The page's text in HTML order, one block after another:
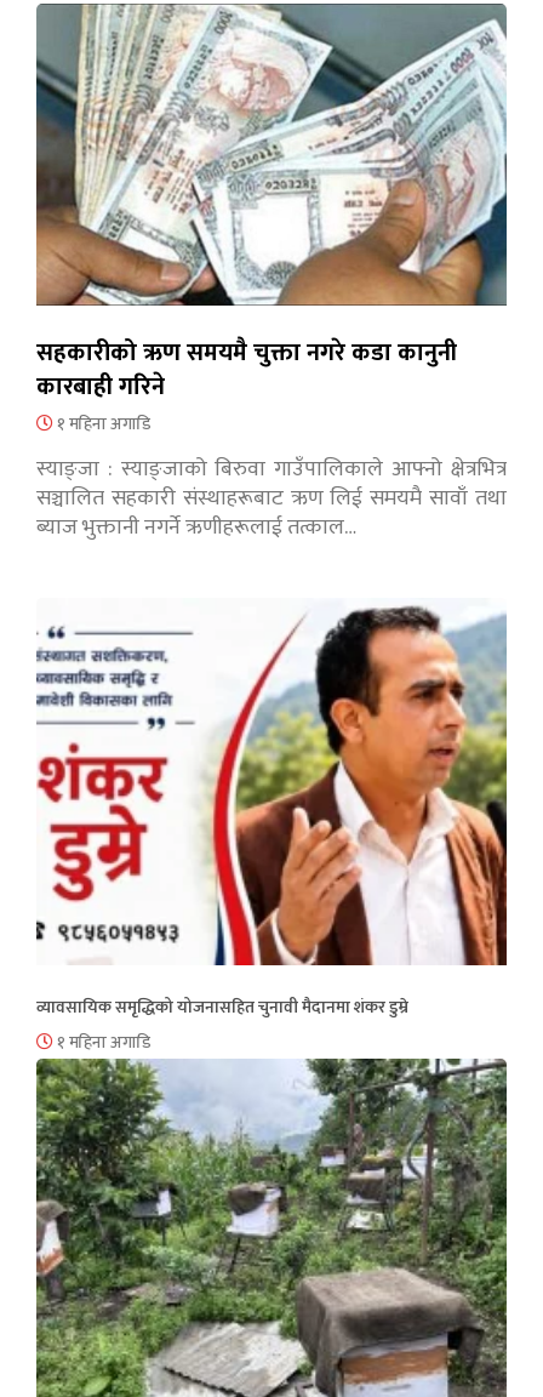
सहकारीको ऋण समयमै चुक्ता नगरे कडा कानुनी
कारबाही गरिने
१ महिना अगाडि
स्याङ्जा : स्याङ्जाको बिरुवा गाउँपालिकाले आफ्नो क्षेत्रभित्र
सञ्चालित सहकारी संस्थाहरूबाट ऋण लिई समयमै सावाँ तथा
ब्याज भुक्तानी नगर्ने ऋणीहरूलाई तत्काल…
व्यावसायिक समृद्धिको योजनासहित चुनावी मैदानमा शंकर डुम्रे
१ महिना अगाडि